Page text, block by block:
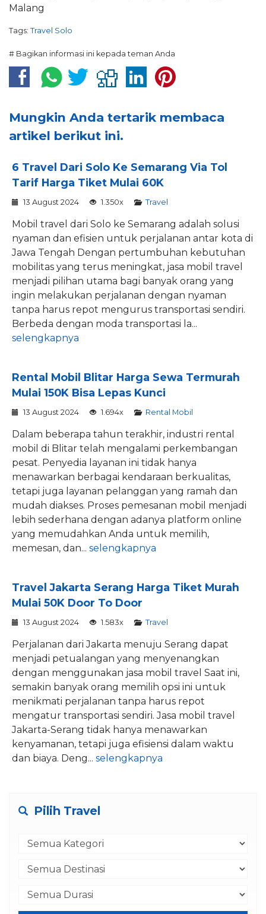
Malang
Tags: Travel Solo
# Bagikan informasi ini kepada teman Anda
Mungkin Anda tertarik membaca
artikel berikut ini.
6 Travel Dari Solo Ke Semarang Via Tol
Tarif Harga Tiket Mulai 60K
13 August 2024 1.350x Travel
Mobil travel dari Solo ke Semarang adalah solusi
nyaman dan efisien untuk perjalanan antar kota di
Jawa Tengah Dengan pertumbuhan kebutuhan
mobilitas yang terus meningkat, jasa mobil travel
menjadi pilihan utama bagi banyak orang yang
ingin melakukan perjalanan dengan nyaman
tanpa harus repot mengurus transportasi sendiri.
Berbeda dengan moda transportasi la...
selengkapnya
Rental Mobil Blitar Harga Sewa Termurah
Mulai 150K Bisa Lepas Kunci
13 August 2024 1.694x Rental Mobil
Dalam beberapa tahun terakhir, industri rental
mobil di Blitar telah mengalami perkembangan
pesat. Penyedia layanan ini tidak hanya
menawarkan berbagai kendaraan berkualitas,
tetapi juga layanan pelanggan yang ramah dan
mudah diakses. Proses pemesanan mobil menjadi
lebih sederhana dengan adanya platform online
yang memudahkan Anda untuk memilih,
memesan, dan... selengkapnya
Travel Jakarta Serang Harga Tiket Murah
Mulai 50K Door To Door
13 August 2024 1.583x Travel
Perjalanan dari Jakarta menuju Serang dapat
menjadi petualangan yang menyenangkan
dengan menggunakan jasa mobil travel Saat ini,
semakin banyak orang memilih opsi ini untuk
menikmati perjalanan tanpa harus repot
mengatur transportasi sendiri. Jasa mobil travel
Jakarta-Serang tidak hanya menawarkan
kenyamanan, tetapi juga efisiensi dalam waktu
dan biaya. Deng... selengkapnya
Pilih Travel